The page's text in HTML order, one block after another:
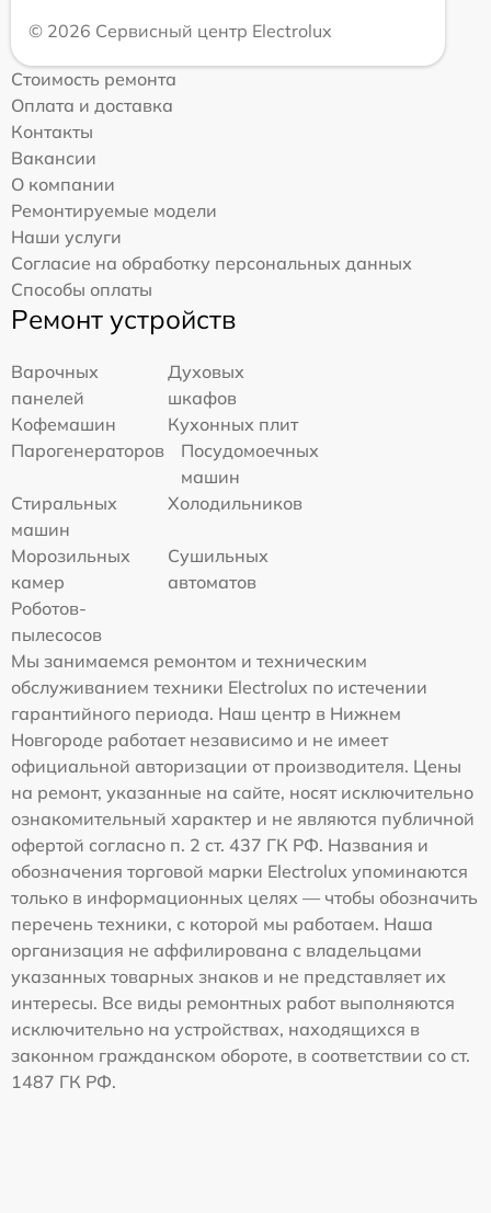
© 2026 Сервисный центр Electrolux
Стоимость ремонта
Оплата и доставка
Контакты
Вакансии
О компании
Ремонтируемые модели
Наши услуги
Согласие на обработку персональных данных
Способы оплаты
Ремонт устройств
Варочных
панелей
Духовых
шкафов
Кофемашин
Кухонных плит
Парогенераторов
Посудомоечных
машин
Стиральных
машин
Холодильников
Морозильных
камер
Сушильных
автоматов
Роботов-
пылесосов
Мы занимаемся ремонтом и техническим
обслуживанием техники Electrolux по истечении
гарантийного периода. Наш центр в Нижнем
Новгороде работает независимо и не имеет
официальной авторизации от производителя. Цены
на ремонт, указанные на сайте, носят исключительно
ознакомительный характер и не являются публичной
офертой согласно п. 2 ст. 437 ГК РФ. Названия и
обозначения торговой марки Electrolux упоминаются
только в информационных целях — чтобы обозначить
перечень техники, с которой мы работаем. Наша
организация не аффилирована с владельцами
указанных товарных знаков и не представляет их
интересы. Все виды ремонтных работ выполняются
исключительно на устройствах, находящихся в
законном гражданском обороте, в соответствии со ст.
1487 ГК РФ.